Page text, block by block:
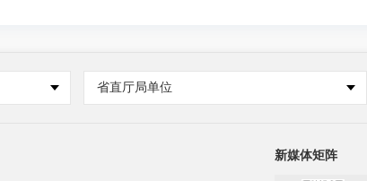
省直厅局单位
新媒体矩阵